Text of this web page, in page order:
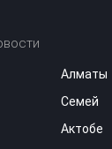
Алматы
Семей
Актобе